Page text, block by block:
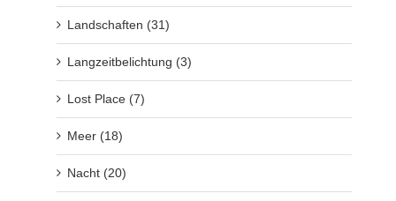
Landschaften (31)
Langzeitbelichtung (3)
Lost Place (7)
Meer (18)
Nacht (20)